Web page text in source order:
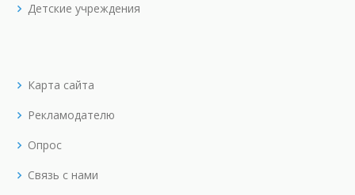
Детские учреждения
Карта сайта
Рекламодателю
Опрос
Связь с нами